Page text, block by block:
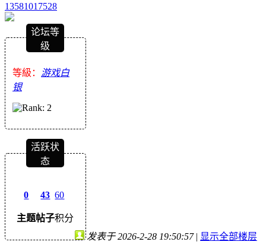
13581017528
论坛等
级
等級： 游戏白
银
活跃状
态
0
主题
43
帖子
60
积分
发表于 2026-2-28 19:50:57 | 显示全部楼层